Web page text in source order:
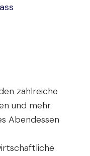
zahlreiche
und mehr.
Abendessen